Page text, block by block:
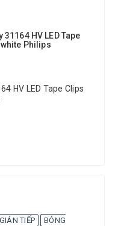
HV LED Tape
Philips
HV LED Tape Clips
TIẾP
BÓNG